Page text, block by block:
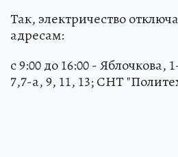
Так, электричество
адресам:
с 9:00 до 16:00 -
7,7-а, 9, 11, 13; СНТ